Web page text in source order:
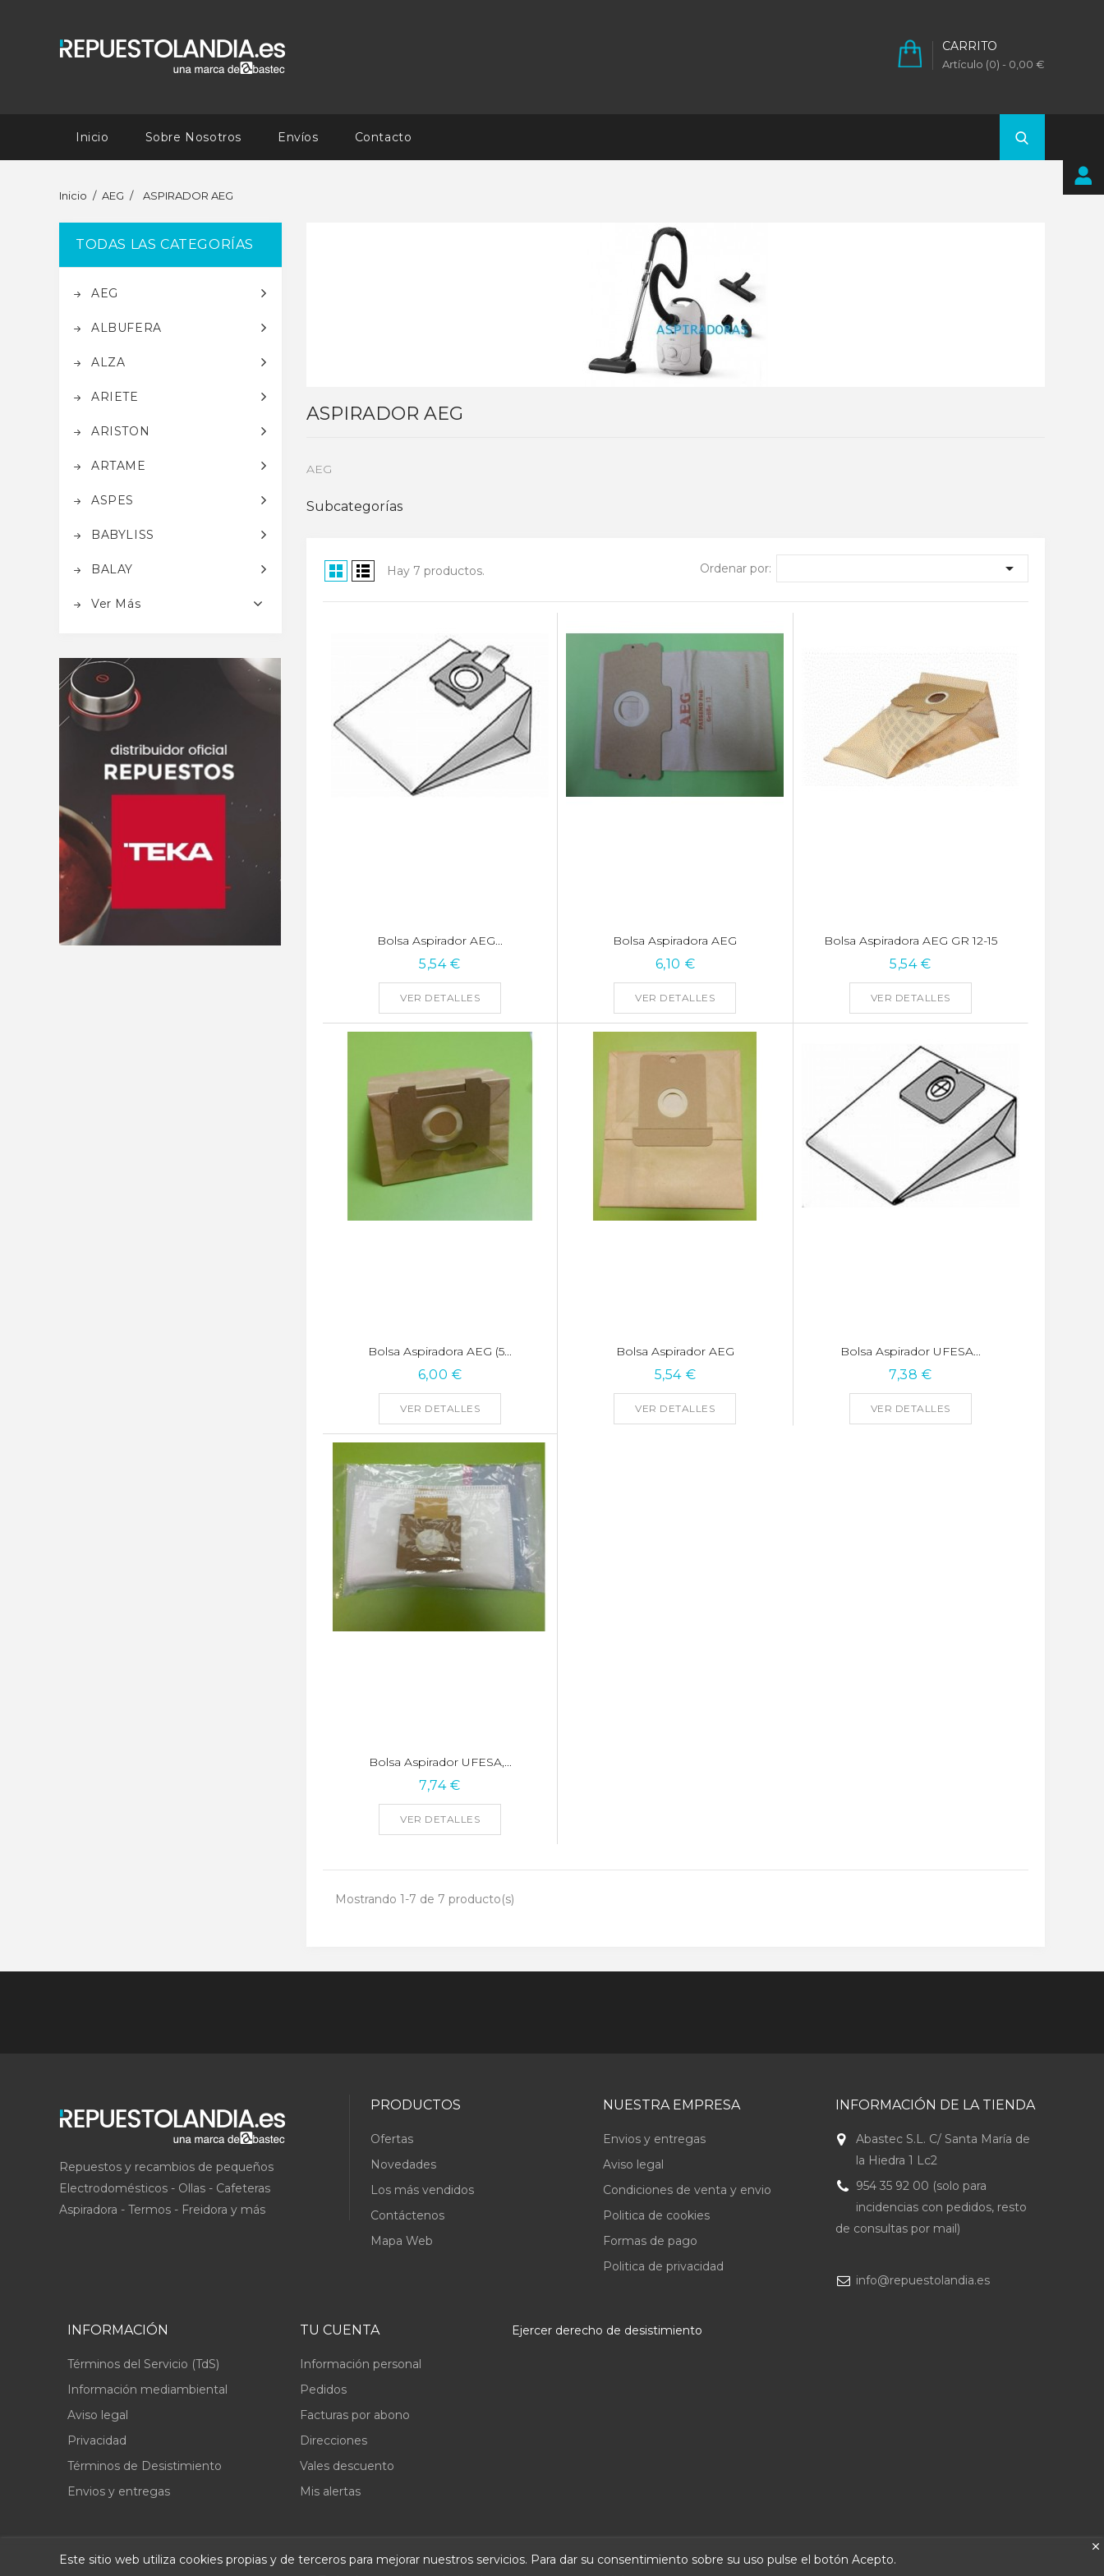
CARRITO
Artículo (0) - 0,00 €
Inicio Sobre Nosotros Envíos Contacto
Inicio AEG ASPIRADOR AEG
TODAS LAS CATEGORÍAS
AEG
ALBUFERA
ALZA
ARIETE
ARISTON
ARTAME
ASPES
BABYLISS
BALAY
Ver Más
ASPIRADOR AEG
AEG
Subcategorías
Hay 7 productos. Ordenar por: 
Bolsa Aspirador AEG...
5,54 €
VER DETALLES
Bolsa Aspiradora AEG
6,10 €
VER DETALLES
Bolsa Aspiradora AEG GR 12-15
5,54 €
VER DETALLES
Bolsa Aspiradora AEG (5...
6,00 €
VER DETALLES
Bolsa Aspirador AEG
5,54 €
VER DETALLES
Bolsa Aspirador UFESA...
7,38 €
VER DETALLES
Bolsa Aspirador UFESA,...
7,74 €
VER DETALLES
Mostrando 1-7 de 7 producto(s)
Repuestos y recambios de pequeños
Electrodomésticos - Ollas - Cafeteras
Aspiradora - Termos - Freidora y más
PRODUCTOS
Ofertas
Novedades
Los más vendidos
Contáctenos
Mapa Web
NUESTRA EMPRESA
Envios y entregas
Aviso legal
Condiciones de venta y envio
Politica de cookies
Formas de pago
Politica de privacidad
INFORMACIÓN DE LA TIENDA
Abastec S.L. C/ Santa María de
la Hiedra 1 Lc2
954 35 92 00 (solo para
incidencias con pedidos, resto
de consultas por mail)
info@repuestolandia.es
Este sitio web utiliza cookies propias y de terceros para mejorar nuestros servicios. Para dar su consentimiento sobre su uso pulse el botón Acepto.
INFORMACIÓN
Términos del Servicio (TdS)
Información mediambiental
Aviso legal
Privacidad
Términos de Desistimiento
Envios y entregas
TU CUENTA
Información personal
Pedidos
Facturas por abono
Direcciones
Vales descuento
Mis alertas
Ejercer derecho de desistimiento